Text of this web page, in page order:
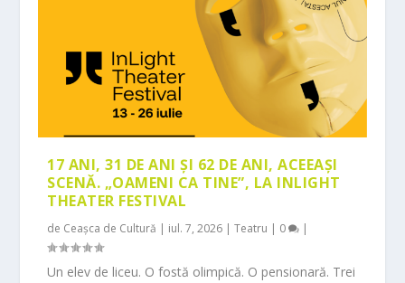
17 ANI, 31 DE ANI ȘI 62 DE ANI, ACEEAȘI
SCENĂ. „OAMENI CA TINE”, LA INLIGHT
THEATER FESTIVAL
de Ceașca de Cultură | iul. 7, 2026 |Teatru | 0 |
Un elev de liceu. O fostă olimpică. O pensionară. Trei